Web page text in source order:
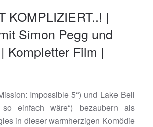
KOMPLIZIERT..! |
Simon Pegg und
Kompletter Film |
Impossible 5“) und Lake Bell
so einfach wäre“) bezaubern als
in dieser warmherzigen Komödie